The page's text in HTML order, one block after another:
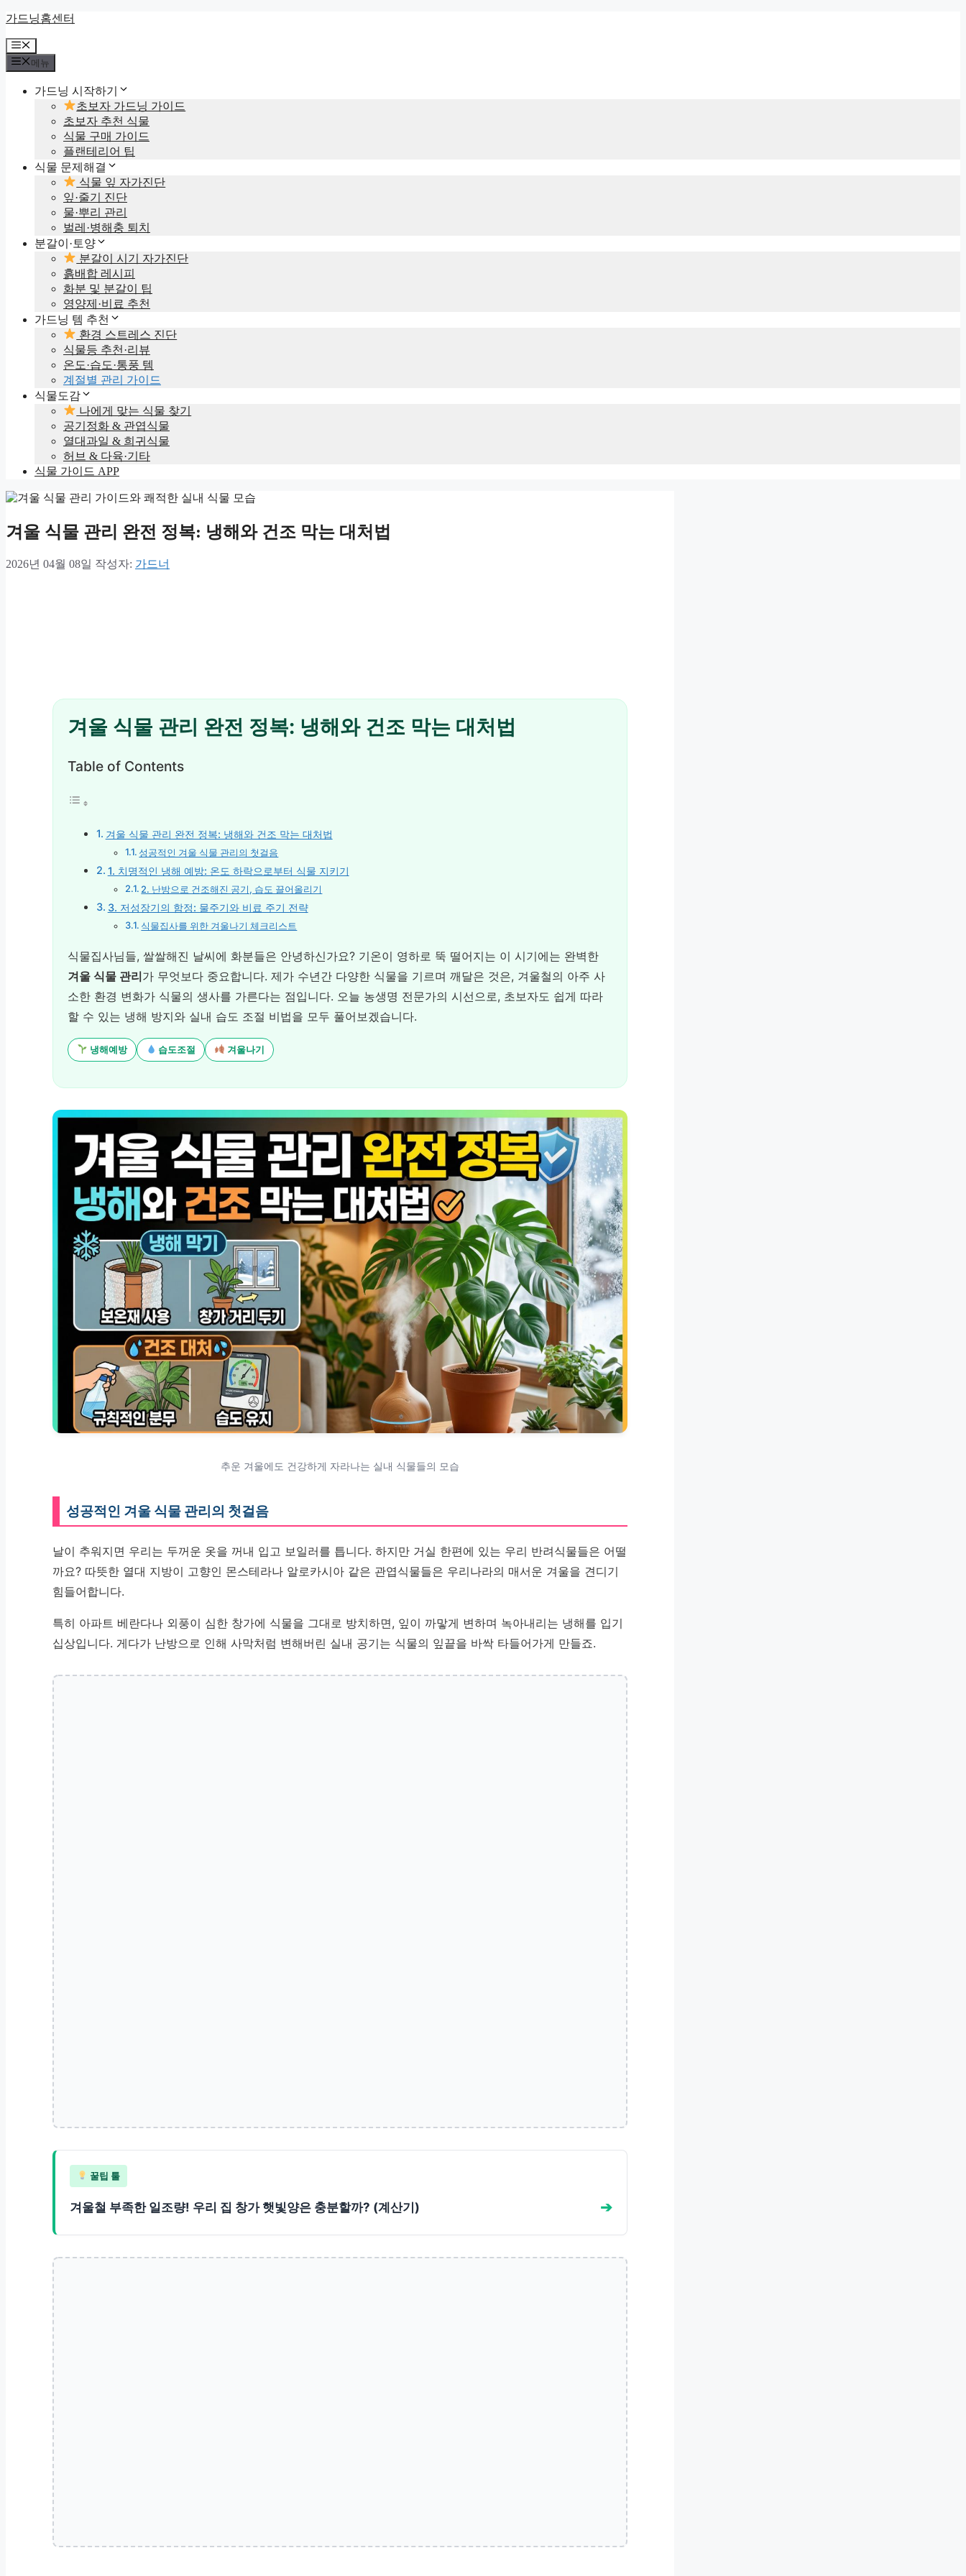
컨
츠
로
가드닝홈센터
메
뉴
메뉴
가드닝 시작하기
초보자 가드닝 가이드
초보자 추천 식물
식물 구매 가이드
플랜테리어 팁
식물 문제해결
식물 잎 자가진단
잎·줄기 진단
물·뿌리 관리
벌레·병해충 퇴치
분갈이·토양
분갈이 시기 자가진단
흙배합 레시피
화분 및 분갈이 팁
영양제·비료 추천
가드닝 템 추천
환경 스트레스 진단
식물등 추천·리뷰
온도·습도·통풍 템
계절별 관리 가이드
식물도감
나에게 맞는 식물 찾기
공기정화 & 관엽식물
열대과일 & 희귀식물
허브 & 다육·기타
식물 가이드 APP
겨울 식물 관리 완전 정복: 냉해와 건조 막는 대처법
2026년 04월 08일 작성자: 가드너
겨울 식물 관리 완전 정복: 냉해와 건조 막는 대처법
Table of Contents
겨울 식물 관리 완전 정복: 냉해와 건조 막는 대처법
성공적인 겨울 식물 관리의 첫걸음
1. 치명적인 냉해 예방: 온도 하락으로부터 식물 지키기
2. 난방으로 건조해진 공기, 습도 끌어올리기
3. 저성장기의 함정: 물주기와 비료 주기 전략
식물집사를 위한 겨울나기 체크리스트
식물집사님들, 쌀쌀해진 날씨에 화분들은 안녕하신가요? 기온이 영하로 뚝 떨어지는 이 시기에는 완벽한
겨울 식물 관리가 무엇보다 중요합니다. 제가 수년간 다양한 식물을 기르며 깨달은 것은, 겨울철의 아주 사
소한 환경 변화가 식물의 생사를 가른다는 점입니다. 오늘 농생명 전문가의 시선으로, 초보자도 쉽게 따라
할 수 있는 냉해 방지와 실내 습도 조절 비법을 모두 풀어보겠습니다.
냉해예방 습도조절 겨울나기
추운 겨울에도 건강하게 자라나는 실내 식물들의 모습
성공적인 겨울 식물 관리의 첫걸음
날이 추워지면 우리는 두꺼운 옷을 꺼내 입고 보일러를 틉니다. 하지만 거실 한편에 있는 우리 반려식물들은 어떨
까요? 따뜻한 열대 지방이 고향인 몬스테라나 알로카시아 같은 관엽식물들은 우리나라의 매서운 겨울을 견디기
힘들어합니다.
특히 아파트 베란다나 외풍이 심한 창가에 식물을 그대로 방치하면, 잎이 까맣게 변하며 녹아내리는 냉해를 입기
십상입니다. 게다가 난방으로 인해 사막처럼 변해버린 실내 공기는 식물의 잎끝을 바싹 타들어가게 만들죠.
꿀팁 툴
겨울철 부족한 일조량! 우리 집 창가 햇빛양은 충분할까? (계산기)